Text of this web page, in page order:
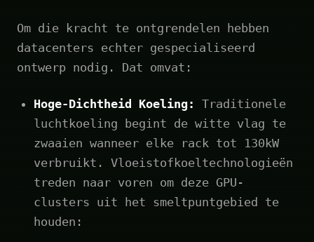
Om die kracht te ontgrendelen hebben
datacenters echter gespecialiseerd
ontwerp nodig. Dat omvat:
Hoge-Dichtheid Koeling:
Traditionele
luchtkoeling begint de witte vlag te
zwaaien wanneer elke rack tot 130kW
verbruikt. Vloeistofkoeltechnologieën
treden naar voren om deze GPU-
clusters uit het smeltpuntgebied te
houden: